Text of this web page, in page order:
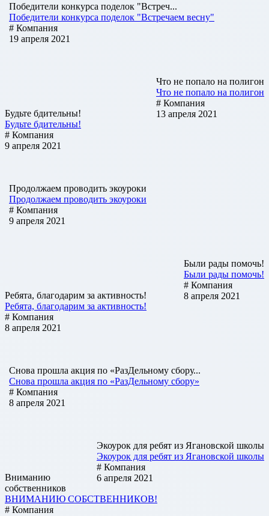
Победители конкурса поделок "Встреч...
Победители конкурса поделок "Встречаем весну"
# Компания
19 апреля 2021
Что не попало на полигон
Что не попало на полигон
# Компания
13 апреля 2021
Будьте бдительны!
Будьте бдительны!
# Компания
9 апреля 2021
Продолжаем проводить экоуроки
Продолжаем проводить экоуроки
# Компания
9 апреля 2021
Были рады помочь!
Были рады помочь!
# Компания
8 апреля 2021
Ребята, благодарим за активность!
Ребята, благодарим за активность!
# Компания
8 апреля 2021
Снова прошла акция по «РазДельному сбору...
Снова прошла акция по «РазДельному сбору»
# Компания
8 апреля 2021
Экоурок для ребят из Ягановской школы
Экоурок для ребят из Ягановской школы
# Компания
6 апреля 2021
Вниманию
собственников
ВНИМАНИЮ СОБСТВЕННИКОВ!
# Компания